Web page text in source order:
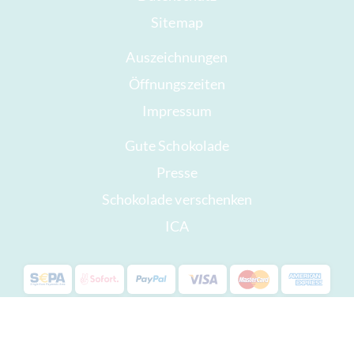
Sitemap
Auszeichnungen
Öffnungszeiten
Impressum
Gute Schokolade
Presse
Schokolade verschenken
ICA